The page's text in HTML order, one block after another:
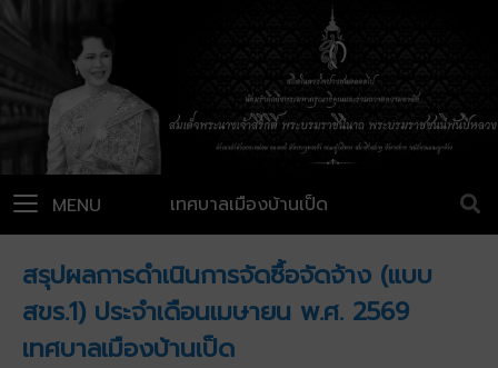
เทศบาลเมืองบ้านเป็ด
MENU
สรุปผลการดำเนินการจัดซื้อจัดจ้าง (แบบ
สขร.1) ประจำเดือนเมษายน พ.ศ. 2569
เทศบาลเมืองบ้านเป็ด